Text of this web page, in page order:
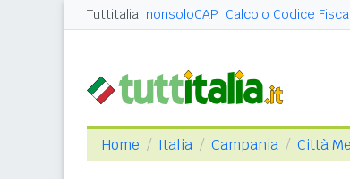
Tuttitalia nonsoloCAP Calcolo Codice
Home Italia Campania Città